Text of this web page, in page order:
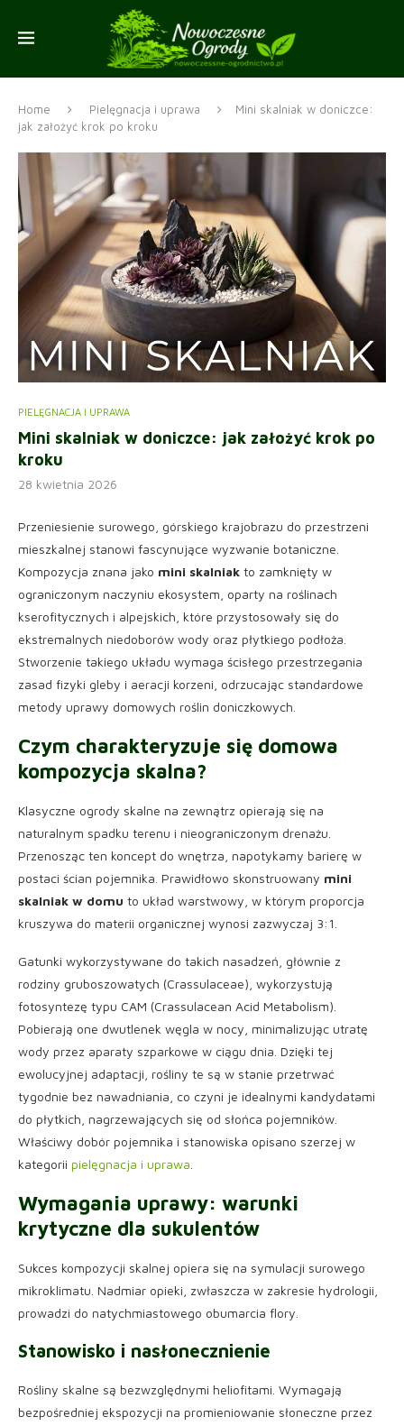
Home Pielęgnacja i uprawa
Mini skalniak w doniczce:
jak założyć krok po kroku
PIELĘGNACJA I UPRAWA
Mini skalniak w doniczce: jak założyć krok po
kroku
28 kwietnia 2026
Przeniesienie surowego, górskiego krajobrazu do przestrzeni
mieszkalnej stanowi fascynujące wyzwanie botaniczne.
Kompozycja znana jako mini skalniak to zamknięty w
ograniczonym naczyniu ekosystem, oparty na roślinach
kserofitycznych i alpejskich, które przystosowały się do
ekstremalnych niedoborów wody oraz płytkiego podłoża.
Stworzenie takiego układu wymaga ścisłego przestrzegania
zasad fizyki gleby i aeracji korzeni, odrzucając standardowe
metody uprawy domowych roślin doniczkowych.
Czym charakteryzuje się domowa
kompozycja skalna?
Klasyczne ogrody skalne na zewnątrz opierają się na
naturalnym spadku terenu i nieograniczonym drenażu.
Przenosząc ten koncept do wnętrza, napotykamy barierę w
postaci ścian pojemnika. Prawidłowo skonstruowany mini
skalniak w domu to układ warstwowy, w którym proporcja
kruszywa do materii organicznej wynosi zazwyczaj 3:1.
Gatunki wykorzystywane do takich nasadzeń, głównie z
rodziny gruboszowatych (Crassulaceae), wykorzystują
fotosyntezę typu CAM (Crassulacean Acid Metabolism).
Pobierają one dwutlenek węgla w nocy, minimalizując utratę
wody przez aparaty szparkowe w ciągu dnia. Dzięki tej
ewolucyjnej adaptacji, rośliny te są w stanie przetrwać
tygodnie bez nawadniania, co czyni je idealnymi kandydatami
do płytkich, nagrzewających się od słońca pojemników.
Właściwy dobór pojemnika i stanowiska opisano szerzej w
kategorii pielęgnacja i uprawa
Wymagania uprawy: warunki
krytyczne dla sukulentów
Sukces kompozycji skalnej opiera się na symulacji surowego
mikroklimatu. Nadmiar opieki, zwłaszcza w zakresie hydrologii,
prowadzi do natychmiastowego obumarcia flory.
Stanowisko i nasłonecznienie
Rośliny skalne są bezwzględnymi heliofitami. Wymagają
bezpośredniej ekspozycji na promieniowanie słoneczne przez